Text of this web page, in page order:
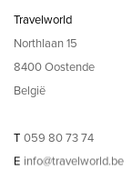
Travelworld
Northlaan 15
8400 Oostende
België
T 059 80 73 74
E info@travelworld.be